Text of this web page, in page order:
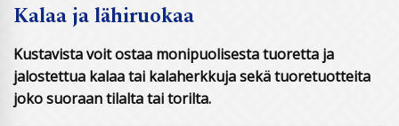
Kalaa ja lähiruokaa
Kustavista voit ostaa monipuolisesta tuoretta ja
jalostettua kalaa tai kalaherkkuja sekä tuoretuotteita
joko suoraan tilalta tai torilta.